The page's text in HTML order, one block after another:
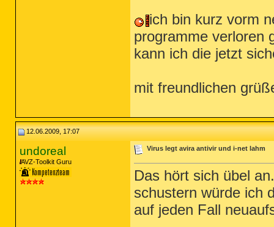
ich bin kurz vorm
programme verloren
kann ich die jetzt
mit freundlichen
12.06.2009, 17:07
undoreal
AVZ-Toolkit Guru
Virus legt avira antivir und i-net lahm
Das hört sich übel
schustern würde ich
auf jeden Fall